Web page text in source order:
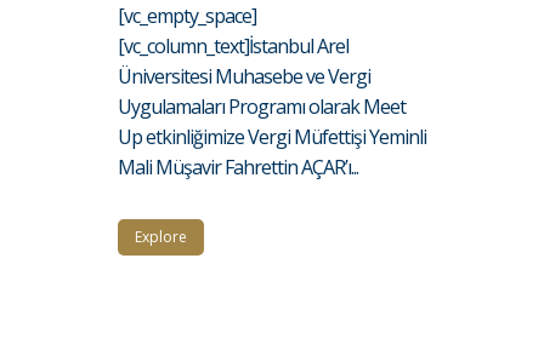
[vc_empty_space]
[vc_column_text]İstanbul Arel
Üniversitesi Muhasebe ve Vergi
Uygulamaları Programı olarak Meet
Up etkinliğimize Vergi Müfettişi Yeminli
Mali Müşavir Fahrettin AÇAR’ı...
Explore